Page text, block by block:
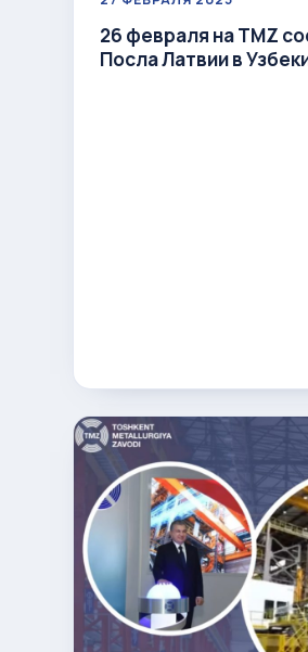
26 февраля на ТMZ
Посла Латвии в